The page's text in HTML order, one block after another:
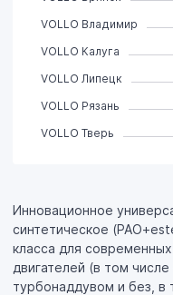
Инновационное
синтетическое
класса для
двигателей (в том
турбонаддувом и без, в
VOLLO Владимир
VOLLO Калуга
VOLLO Липецк
VOLLO Рязань
VOLLO Тверь